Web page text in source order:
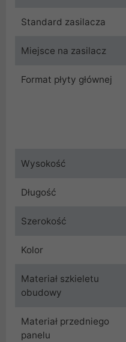
Standard zasilacza
Miejsce na zasilacz
Format płyty głównej
Wysokość
Długość
Szerokość
Kolor
Materiał szkieletu
obudowy
Materiał przedniego
panelu